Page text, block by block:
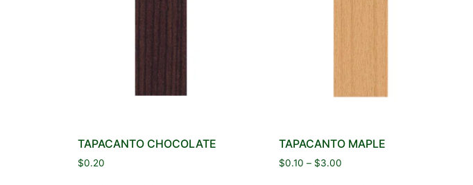
TAPACANTO CHOCOLATE
$0.20
TAPACANTO MAPLE
$0.10 – $3.00